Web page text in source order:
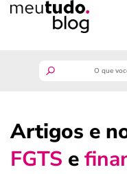
guia do
Artigos e
FGTS e